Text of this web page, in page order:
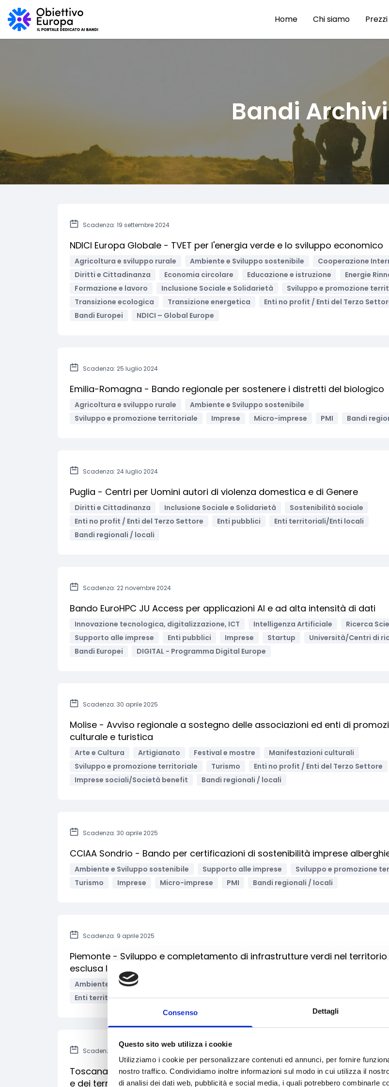
Consenso Dettagli
Questo sito web utilizza i cookie
Utilizziamo i cookie per personalizzare contenuti ed annunci, per fornire
nostro traffico. Condividiamo inoltre informazioni sul modo in cui utilizza il
di analisi dei dati web, pubblicità e social media, i quali potrebbero combinarle
Home Chi siamo Prezzi
Bandi
Scadenza: 19 settembre 2024
NDICI Europa Globale - TVET per l'energia verde e lo sviluppo economico
Agricoltura e sviluppo rurale Ambiente e Sviluppo sostenibile
Cooperazione
Diritti e Cittadinanza
Economia circolare Educazione e istruzione
Energie
Formazione e lavoro
Inclusione Sociale e Solidarietà
Sviluppo e promozione
Transizione ecologica
Transizione energetica
Enti no profit / Enti del Terzo
Bandi Europei
NDICI – Global Europe
Scadenza: 25 luglio 2024
Emilia-Romagna - Bando regionale per sostenere i distretti del biologico
Agricoltura e sviluppo rurale
Ambiente e Sviluppo sostenibile
Sviluppo e promozione territoriale
Imprese Micro-imprese PMI Bandi
Scadenza: 24 luglio 2024
Puglia - Centri per Uomini autori di violenza domestica e di Genere
Diritti e Cittadinanza Inclusione Sociale e Solidarietà
Sostenibilità sociale
Enti no profit / Enti del Terzo Settore
Enti pubblici
Enti territoriali/Enti locali
Bandi regionali / locali
Scadenza: 22 novembre 2024
Bando EuroHPC JU Access per applicazioni AI e ad alta intensità di dati
Innovazione tecnologica, digitalizzazione, ICT Intelligenza Artificiale
Ricerca
Supporto alle imprese
Enti pubblici Imprese Startup
Università/Centri di
Bandi Europei
DIGITAL - Programma Digital Europe
Scadenza: 30 aprile 2025
Molise - Avviso regionale a sostegno delle associazioni ed enti di
culturale e turistica
Arte e Cultura Artigianato Festival e mostre
Manifestazioni culturali
Sviluppo e promozione territoriale
Turismo Enti no profit / Enti del Terzo Settore
Imprese sociali/Società benefit
Bandi regionali / locali
Scadenza: 30 aprile 2025
CCIAA Sondrio - Bando per certificazioni di sostenibilità imprese
Ambiente e Sviluppo sostenibile Supporto alle imprese
Sviluppo e promozione
Turismo
Imprese Micro-imprese PMI Bandi regionali / locali
Scadenza: 9 aprile 2025
Piemonte - Sviluppo e completamento di infrastrutture verdi nel
esclusa la Corona Verde
Ambiente e Sviluppo sostenibile
Enti territoriali/Enti locali
Bandi regionali / locali
Scadenza: 30 settembre 2024
Toscana - Contributi per attività formative per addetti del settore
e dei territori rurali